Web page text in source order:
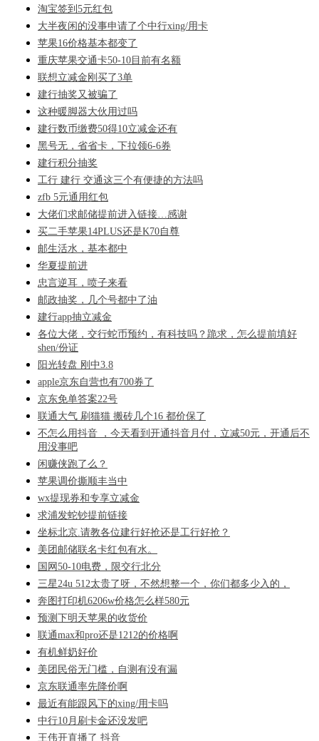
淘宝签到5元红包
大半夜闲的没事申请了个中行xing/用卡
苹果16价格基本都变了
重庆苹果交通卡50-10目前有名额
联想立减金刚买了3单
建行抽奖又被骗了
这种暖脚器大伙用过吗
建行数币缴费50得10立减金还有
黑号无，省省卡，下拉领6-6券
建行积分抽奖
工行 建行 交通这三个有便捷的方法吗
zfb 5元通用红包
大佬们求邮储提前进入链接…感谢
买二手苹果14PLUS还是K70自尊
邮生活水，基本都中
华夏提前进
忠言逆耳，喷子来看
邮政抽奖，几个号都中了油
建行app抽立减金
各位大佬，交行蛇币预约，有科技吗？跪求，怎么提前填好
shen/份证
阳光转盘 刚中3.8
apple京东自营也有700券了
京东免单答案22号
联通大气 刷猫猫 搬砖几个16 都价保了
不怎么用抖音 ，今天看到开通抖音月付，立减50元，开通后不
用没事吧
闲赚侠跑了么？
苹果调价撕顺丰当中
wx提现券和专享立减金
求浦发蛇钞提前链接
坐标北京.请教各位建行好抢还是工行好抢？
美团邮储联名卡红包有水。
国网50-10电费，限交行北分
三星24u 512太贵了呀，不然想整一个，你们都多少入的，
奔图打印机6206w价格怎么样580元
预测下明天苹果的收货价
联通max和pro还是1212的价格啊
有机鲜奶好价
美团民俗无门槛，自测有没有漏
京东联通率先降价啊
最近有能跟风下的xing/用卡吗
中行10月刷卡金还没发吧
王伟开直播了 抖音